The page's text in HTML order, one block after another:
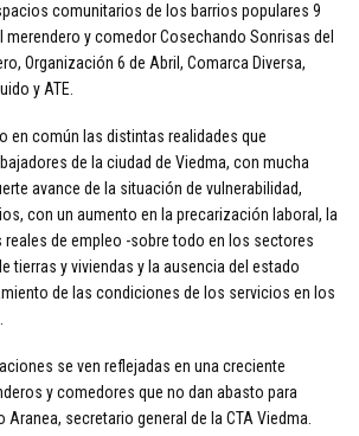
comunitarios de los barrios populares 9
merendero y comedor Cosechando Sonrisas del
Organización 6 de Abril, Comarca Diversa,
y ATE.
en común las distintas realidades que
de la ciudad de Viedma, con mucha
avance de la situación de vulnerabilidad,
con un aumento en la precarización laboral, la
de empleo -sobre todo en los sectores
tierras y viviendas y la ausencia del estado
de las condiciones de los servicios en los
se ven reflejadas en una creciente
y comedores que no dan abasto para
Aranea, secretario general de la CTA Viedma.